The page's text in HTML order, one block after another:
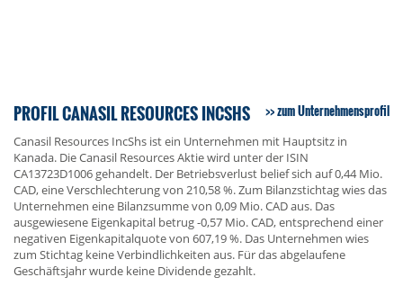
PROFIL CANASIL RESOURCES INCSHS zum Unternehmensprofil
Canasil Resources IncShs ist ein Unternehmen mit Hauptsitz in
Kanada. Die Canasil Resources Aktie wird unter der ISIN
CA13723D1006 gehandelt. Der Betriebsverlust belief sich auf 0,44 Mio.
CAD, eine Verschlechterung von 210,58 %. Zum Bilanzstichtag wies das
Unternehmen eine Bilanzsumme von 0,09 Mio. CAD aus. Das
ausgewiesene Eigenkapital betrug -0,57 Mio. CAD, entsprechend einer
negativen Eigenkapitalquote von 607,19 %. Das Unternehmen wies
zum Stichtag keine Verbindlichkeiten aus. Für das abgelaufene
Geschäftsjahr wurde keine Dividende gezahlt.